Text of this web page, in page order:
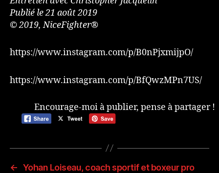
Publié le 21 août 2019
© 2019, NiceFighter®
https://www.instagram.com/p/B0nPjxmijpO/
https://www.instagram.com/p/BfQwzMPn7US/
Encourage-moi à publier, pense à partager !
← Yohan Loiseau, coach sportif et boxeur pro